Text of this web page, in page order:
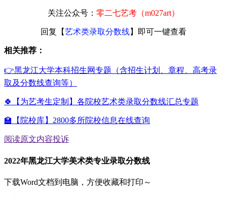
关注公众号： 零二七艺考（m027art）
回复【艺术类录取分数线】即可一键查看
相关推荐：
👉黑龙江大学本科招生网专题（含招生计划、章程、高考录
取及分数线查询等）
🍀【为艺考生定制】各院校艺术类录取分数线汇总专题
🏫【院校库】2800多所院校信息在线查询
阅读原文内容投诉
2022年黑龙江大学美术类专业录取分数线
下载Word文档到电脑，方便收藏和打印～